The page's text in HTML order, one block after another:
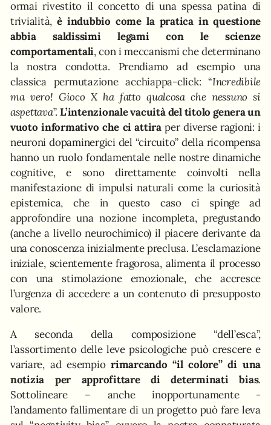
ormai rivestito il concetto di una spessa patina di
trivialità,è indubbio come la pratica in questione
abbia saldissimi legami con le scienze
comportamentali, con i meccanismi che determinano
la nostra condotta. Prendiamo ad esempio una
classica permutazione acchiappa-click: “Incredibile
ma vero! Gioco X ha fatto qualcosa che nessuno si
aspettava”.L’intenzionale vacuità del titolo genera un
vuoto informativo che ci attiraper diverse ragioni: i
neuroni dopaminergici del “circuito” della ricompensa
hanno un ruolo fondamentale nelle nostre dinamiche
cognitive, e sono direttamente coinvolti nella
manifestazione di impulsi naturali come la curiosità
epistemica, che in questo caso ci spinge ad
approfondire una nozione incompleta, pregustando
(anche a livello neurochimico) il piacere derivante da
una conoscenza inizialmente preclusa. L’esclamazione
iniziale, scientemente fragorosa, alimenta il processo
con una stimolazione emozionale, che accresce
l’urgenza di accedere a un contenuto di presupposto
valore.
A seconda della composizione “dell’esca”,
l’assortimento delle leve psicologiche può crescere e
variare, ad esempiorimarcando “il colore” di una
notizia per approfittare di determinati bias.
Sottolineare – anche inopportunamente -
l’andamento fallimentare di un progetto può fare leva